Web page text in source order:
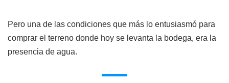
Pero una de las condiciones que más lo entusiasmó para
comprar el terreno donde hoy se levanta la bodega, era la
presencia de agua.